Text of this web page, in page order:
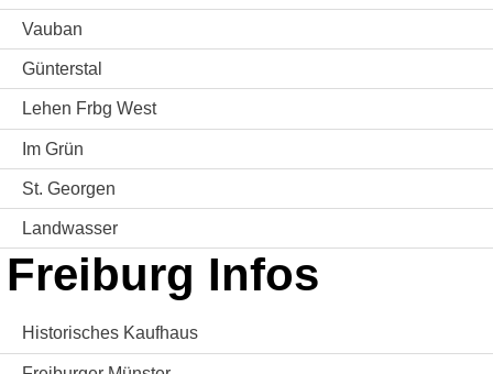
Vauban
Günterstal
Lehen Frbg West
Im Grün
St. Georgen
Landwasser
Freiburg Infos
Historisches Kaufhaus